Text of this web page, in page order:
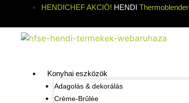
HENDICHEF AKCIÓ! HENDI Thermoblender
Konyhai eszközök
Adagolás & dekorálás
Crème-Brûlée